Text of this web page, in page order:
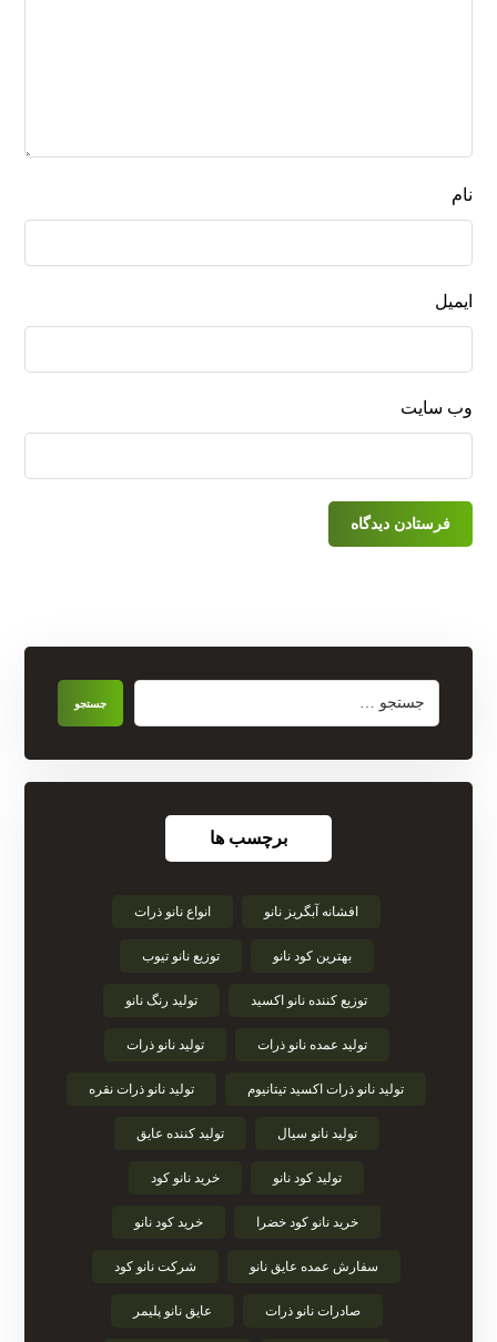
نام
ایمیل
وب‌ سایت
برچسب ها
افشانه آبگریز نانو انواع نانو ذرات
بهترین کود نانو توزیع نانو تیوب
توزیع کننده نانو اکسید تولید رنگ نانو
تولید عمده نانو ذرات تولید نانو ذرات
تولید نانو ذرات اکسید تیتانیوم تولید نانو ذرات نقره
تولید نانو سیال تولید کننده عایق
تولید کود نانو خرید نانو کود
خرید نانو کود خضرا خرید کود نانو
سفارش عمده عایق نانو شرکت نانو کود
صادرات نانو ذرات عایق نانو پلیمر